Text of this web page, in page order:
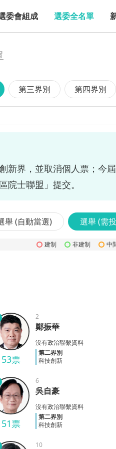
委會組成 選委全名單
第三界別 第四界別
新界，並取消個人票；今
院士聯盟」提交。
舉 (自動當選) 選舉 (需
建制 非建制 中
鄭振華
53票
2
鄭振華
沒有政治聯繫資料
第二界別
科技創新
自豪
51票
6
吳自豪
沒有政治聯繫資料
第二界別
科技創新
10